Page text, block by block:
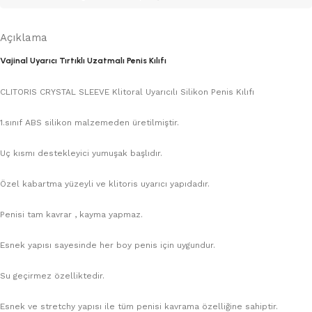
Açıklama
Vajinal Uyarıcı Tırtıklı Uzatmalı Penis Kılıfı
CLITORIS CRYSTAL SLEEVE Klitoral Uyarıcılı Silikon Penis Kılıfı
1.sınıf ABS silikon malzemeden üretilmiştir.
Uç kısmı destekleyici yumuşak başlıdır.
Özel kabartma yüzeyli ve klitoris uyarıcı yapıdadır.
Penisi tam kavrar , kayma yapmaz.
Esnek yapısı sayesinde her boy penis için uygundur.
Su geçirmez özelliktedir.
Esnek ve stretchy yapısı ile tüm penisi kavrama özelliğine sahiptir.